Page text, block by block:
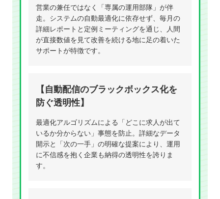
営業の兼任ではなく「専属の運用部隊」が伴
走。システムの自動最適化に依存せず、毎月の
詳細レポートと定例ミーティングを通じ、人間
が直接数値を見て改善を続ける地に足の着いた
サポートが特徴です。
【自動配信のブラックボックス化を
防ぐ透明性】
最適化アルゴリズムによる「どこに求人が出て
いるか分からない」事態を防止。詳細なデータ
開示と「次の一手」の明確な提案により、運用
に不信感を抱く企業も納得の透明性を誇りま
す。